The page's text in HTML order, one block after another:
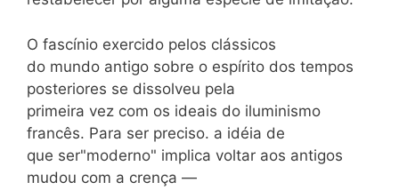
O fascínio exercido pelos clássicos
do mundo antigo sobre o espírito dos tempos
posteriores se dissolveu pela
primeira vez com os ideais do iluminismo
francês. Para ser preciso. a idéia de
que ser"moderno" implica voltar aos antigos
mudou com a crença —